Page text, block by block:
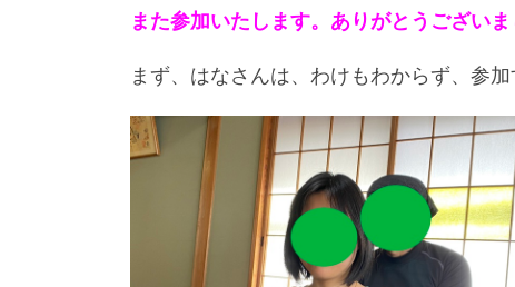
また参加いたします。 ありがとうございま
まず、はなさんは、わけもわからず、参